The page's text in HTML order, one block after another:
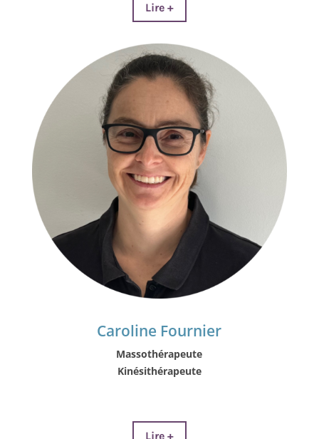
Lire +
Caroline Fournier
Massothérapeute
Kinésithérapeute
Lire +